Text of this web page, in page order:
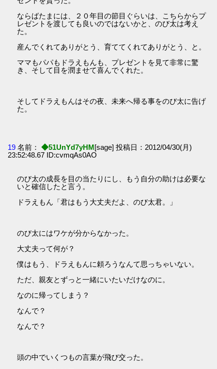
ならばたまには、２０年目の節目ぐらいは、こちらからプ
レゼントを渡しても良いのではないかと、のび太は考え
た。
産んでくれてありがとう、育ててくれてありがとう、と。
ママもパパもドラえもんも、プレゼントを見て非常に驚
き、そして目を潤ませて喜んでくれた。
そしてドラえもんはその夜、未来へ帰る事をのび太に告げ
た。
19 名前： ◆51UnYd7yHM[sage] 投稿日：2012/04/30(月)
23:52:48.67 ID:cvmqAs0AO
のび太の成長を目の当たりにし、もう自分の助けは必要な
いと確信したと言う。
ドラえもん「君はもう大丈夫だよ、のび太君。」
のび太にはワケが分からなかった。
大丈夫って何が？
僕はもう、ドラえもんに頼ろうなんて思っちゃいない。
ただ、親友とずっと一緒にいたいだけなのに。
なのに帰ってしまう？
なんで？
なんで？
頭の中でいくつもの言葉が飛び交った。